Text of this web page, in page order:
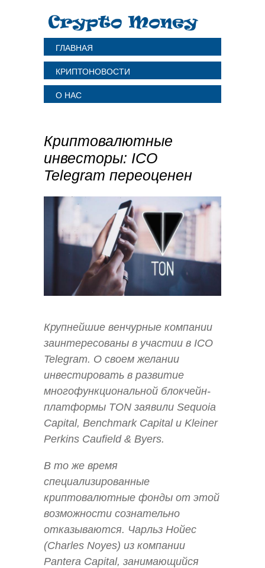
ГЛАВНАЯ
КРИПТОНОВОСТИ
О НАС
Криптовалютные
инвесторы: ICO
Telegram переоценен
Крупнейшие венчурные компании
заинтересованы в участии в ICO
Telegram. О своем желании
инвестировать в развитие
многофункциональной блокчейн-
платформы TON заявили Sequoia
Capital, Benchmark Capital и Kleiner
Perkins Caufield & Byers.
В то же время
специализированные
криптовалютные фонды от этой
возможности сознательно
отказываются. Чарльз Нойес
(Charles Noyes) из компании
Pantera Capital, занимающийся